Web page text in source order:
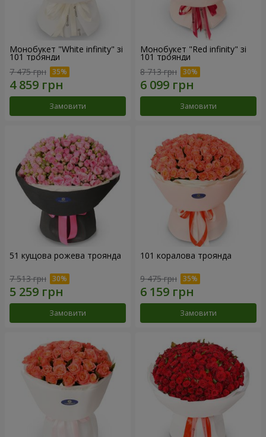
Монобукет "White infinity" зі
101 троянди
7 475 грн
Замовити
Монобукет "Red infinity" зі
101 троянди
8 713 грн
Замовити
51 кущова рожева троянда
7 513 грн
Замовити
101 коралова троянда
9 475 грн
Замовити